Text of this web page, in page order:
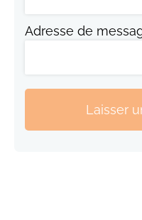
Adresse de
Laisser